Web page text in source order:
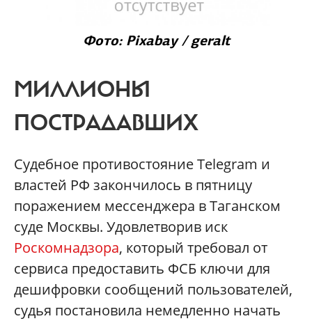
Фото: Pixabay / geralt
МИЛЛИОНЫ
ПОСТРАДАВШИХ
Судебное противостояние Telegram и
властей РФ закончилось в пятницу
поражением мессенджера в Таганском
суде Москвы. Удовлетворив иск
Роскомнадзора, который требовал от
сервиса предоставить ФСБ ключи для
дешифровки сообщений пользователей,
судья постановила немедленно начать